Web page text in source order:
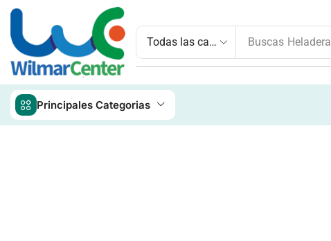
Buscas Heladera
Principales Categorias